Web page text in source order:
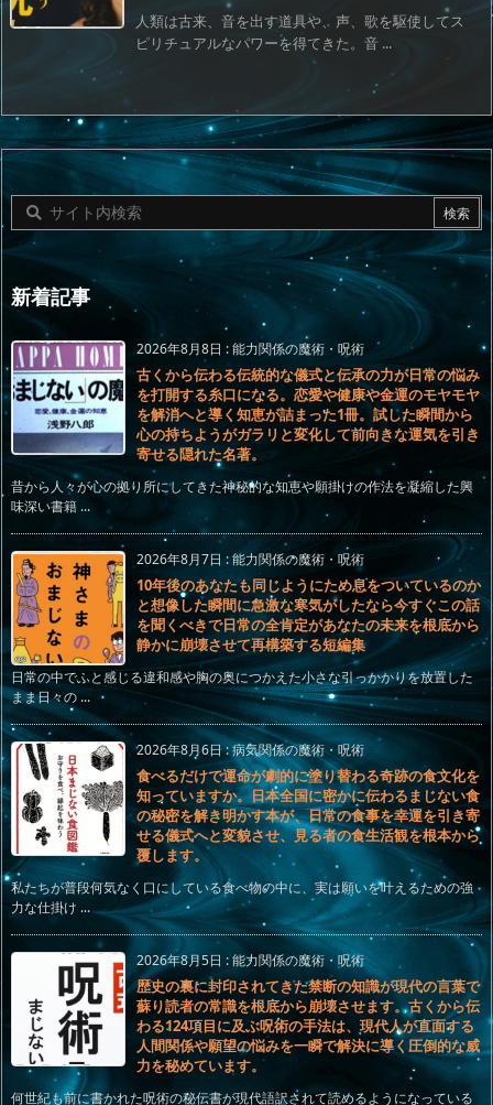
人類は古来、音を出す道具や、声、歌を駆使してス
ピリチュアルなパワーを得てきた。音 ...
新着記事
2026年8月8日 :能力関係の魔術・呪術
古くから伝わる伝統的な儀式と伝承の力が日常の悩み
を打開する糸口になる。恋愛や健康や金運のモヤモヤ
を解消へと導く知恵が詰まった1冊。試した瞬間から
心の持ちようがガラリと変化して前向きな運気を引き
寄せる隠れた名著。
昔から人々が心の拠り所にしてきた神秘的な知恵や願掛けの作法を凝縮した興
味深い書籍 ...
2026年8月7日:能力関係の魔術・呪術
10年後のあなたも同じようにため息をついているのか
と想像した瞬間に急激な寒気がしたなら今すぐこの話
を聞くべきで日常の全肯定があなたの未来を根底から
静かに崩壊させて再構築する短編集
日常の中でふと感じる違和感や胸の奥につかえた小さな引っかかりを放置した
まま日々の ...
2026年8月6日:病気関係の魔術・呪術
食べるだけで運命が劇的に塗り替わる奇跡の食文化を
知っていますか。日本全国に密かに伝わるまじない食
の秘密を解き明かす本が、日常の食事を幸運を引き寄
せる儀式へと変貌させ、見る者の食生活観を根本から
覆します。
私たちが普段何気なく口にしている食べ物の中に、実は願いを叶えるための強
力な仕掛け ...
2026年8月5日 :能力関係の魔術・呪術
歴史の裏に封印されてきた禁断の知識が現代の言葉で
蘇り読者の常識を根底から崩壊させます。古くから伝
わる124項目に及ぶ呪術の手法は、現代人が直面する
人間関係や願望の悩みを一瞬で解決に導く圧倒的な威
力を秘めています。
何世紀も前に書かれた呪術の秘伝書が現代語訳されて読めるようになっている